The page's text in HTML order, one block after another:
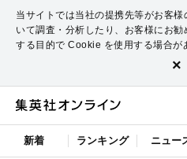
当サイトでは当社の提携先等がお客様
いて調査・分析したり、お客様にお勧
する目的で Cookie を使用する場合が
×
新着 ランキング ニュー